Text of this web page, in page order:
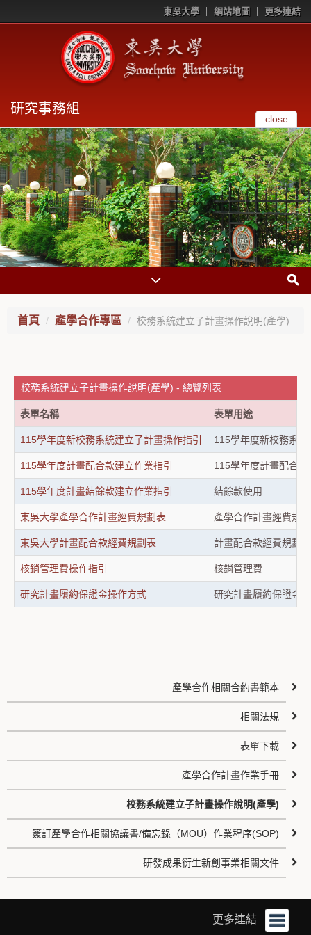
東吳大學 網站地圖 更多連結
研究事務組
close
首頁 產學合作專區 校務系統建立子計畫操作說明(產學)
校務系統建立子計畫操作說明(產學) - 總覽列表
表單名稱 表單用途
115學年度新校務系統建立子計畫操作指引 115學年度新校務系
115學年度計畫配合款建立作業指引 115學年度計畫配合
115學年度計畫結餘款建立作業指引 結餘款使用
東吳大學產學合作計畫經費規劃表 產學合作計畫經費規
東吳大學計畫配合款經費規劃表 計畫配合款經費規劃表
核銷管理費操作指引 核銷管理費
研究計畫履約保證金操作方式 研究計畫履約保證金
產學合作相關合約書範本
相關法規
表單下載
產學合作計畫作業手冊
校務系統建立子計畫操作說明(產學)
簽訂產學合作相關協議書/備忘錄（MOU）作業程序(SOP)
研發成果衍生新創事業相關文件
更多連結